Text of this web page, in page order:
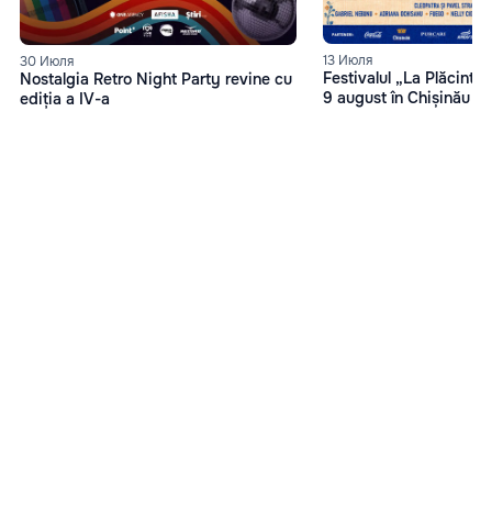
30 Июля
Nostalgia Retro Night Party revine cu
ediția a IV-a
13 Июля
Festivalul „La
9 august în Chișinău